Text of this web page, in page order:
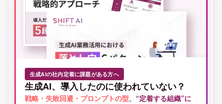
生成AIの社内定着に課題がある方へ
生成AI、導入したのに使われていない？
戦略・失敗回避・プロンプトの型。 “定着する組織”に